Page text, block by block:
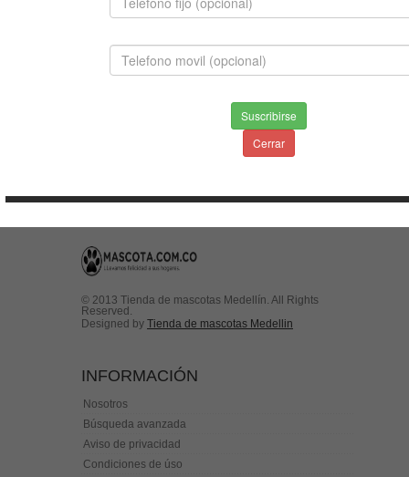
$980,000.00
INFORMACION
© 2013 Tienda de mascotas Medellín. All Rights
Reserved.
Designed by Tienda de mascotas Medellin
INFORMACIÓN
Nosotros
Búsqueda avanzada
Aviso de privacidad
Condiciones de úso
Suscribirse
Cerrar